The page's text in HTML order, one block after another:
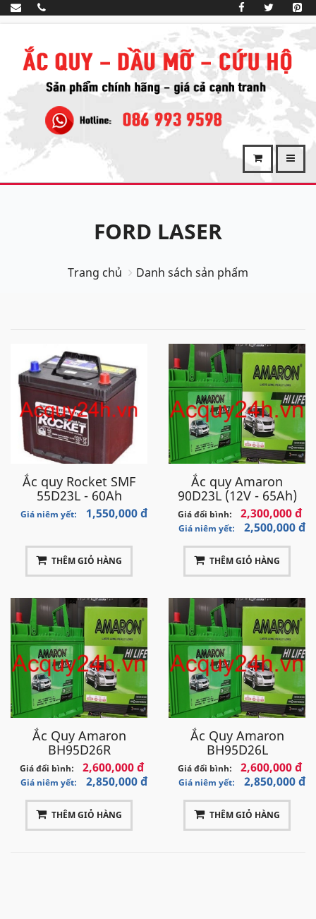
FORD LASER
Trang chủ Danh sách sản phẩm
Ắc quy Rocket SMF
55D23L - 60Ah
Giá niêm yết: 1,550,000 đ
THÊM GIỎ HÀNG
Ắc quy Amaron
90D23L (12V - 65Ah)
Giá đổi bình: 2,300,000 đ
Giá niêm yết: 2,500,000 đ
THÊM GIỎ HÀNG
Ắc Quy Amaron
BH95D26R
Giá đổi bình: 2,600,000 đ
Giá niêm yết: 2,850,000 đ
THÊM GIỎ HÀNG
Ắc Quy Amaron
BH95D26L
Giá đổi bình: 2,600,000 đ
Giá niêm yết: 2,850,000 đ
THÊM GIỎ HÀNG